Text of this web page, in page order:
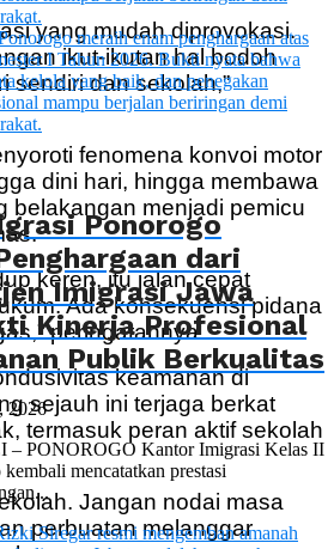
yang mudah diprovokasi.
ikut-ikutan hal bodoh
sendiri dan sekolah,”
fenomena konvoi motor
dini hari, hingga membawa
belakangan menjadi pemicu
keren, itu jalan cepat
Ada konsekuensi pidana
peringatannya.
keamanan di
sejauh ini terjaga berkat
termasuk peran aktif sekolah
Jangan nodai masa
perbuatan melanggar
Ponorogo
dari
Imigrasi Jawa
Kinerja Profesional
Publik Berkualitas
2026
– PONOROGO Kantor Imigrasi Kelas II
mencatatkan prestasi